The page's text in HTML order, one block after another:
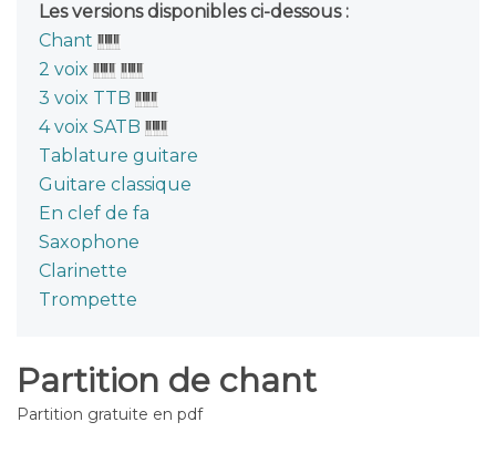
Les versions disponibles ci-dessous :
Chant
2 voix
3 voix TTB
4 voix SATB
Tablature guitare
Guitare classique
En clef de fa
Saxophone
Clarinette
Trompette
Partition de chant
Partition gratuite en pdf